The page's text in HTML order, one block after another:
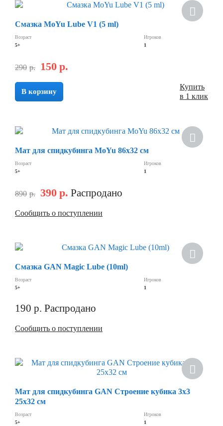
Смазка MoYu Lube V1 (5 ml)
Возраст
5+
Игроков
1
290 р. 150 р.
В корзину
Купить
в 1 клик
Мат для спидкубинга MoYu 86х32 см
Возраст
5+
Игроков
1
890 р. 390 р. Распродано
Сообщить о поступлении
Смазка GAN Magic Lube (10ml)
Возраст
5+
Игроков
1
190 р. Распродано
Сообщить о поступлении
Мат для спидкубинга GAN Строение кубика 3х3
25x32 см
Возраст
5+
Игроков
1